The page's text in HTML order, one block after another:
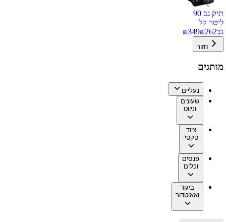
תיק גב 90
ליטר קל
גב
₪262
₪349
חזור
מותגים
נעליים
שעונים
וניווט
ציוד
טקטי
פנסים
וכלים
ביגוד
ואאוטדור